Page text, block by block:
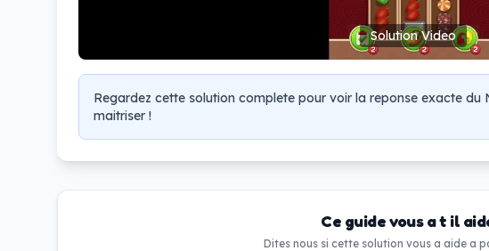
Solution Video
Regardez cette solution complete pour voir la reponse exacte du
maitriser !
Ce guide vous a t il
Dites nous si cette solution vous a aide a